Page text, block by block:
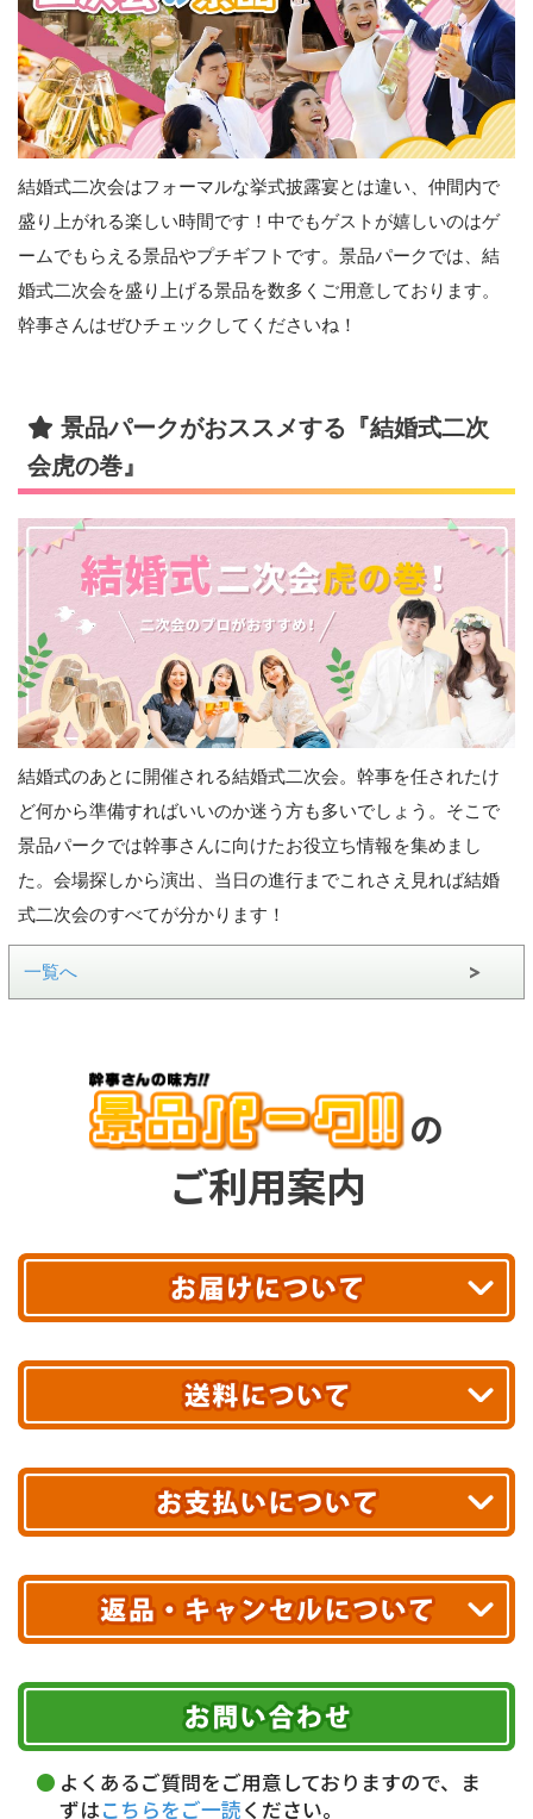
結婚式二次会はフォーマルな挙式披露宴とは違い、仲間内で
盛り上がれる楽しい時間です！中でもゲストが嬉しいのはゲ
ームでもらえる景品やプチギフトです。景品パークでは、結
婚式二次会を盛り上げる景品を数多くご用意しております。
幹事さんはぜひチェックしてくださいね！
景品パークがおススメする『結婚式二次
会虎の巻』
結婚式のあとに開催される結婚式二次会。幹事を任されたけ
ど何から準備すればいいのか迷う方も多いでしょう。そこで
景品パークでは幹事さんに向けたお役立ち情報を集めまし
た。会場探しから演出、当日の進行までこれさえ見れば結婚
式二次会のすべてが分かります！
一覧へ
の
ご利用案内
最短翌日お届け!
あす着エリアが対象です。
エリアやお届け日の確認はこちら▶
※ 配送業者による配送遅延が生じる可能性がございます。
※ 沖縄・離島はお届けできません。
送料無料!
10,000円未満 全国一律1,100円(税込)
配送業者
ヤマト運輸
お届け可能時間帯
午前中 14～16時
16～18時
18～20時
19～21時 指定なし
クレジットカード
代金引換(現金のみ)
5,000円未満…330円(税込)
期限を含むルール（条件）や、お客様にご負担い
ただく費用がございます。
詳しくはこちら▶
よくあるご質問をご用意しておりますので、ま
ずはこちらをご一読ください。